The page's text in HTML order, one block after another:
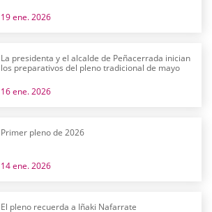
19 ene. 2026
La presidenta y el alcalde de Peñacerrada inician
los preparativos del pleno tradicional de mayo
16 ene. 2026
Primer pleno de 2026
14 ene. 2026
El pleno recuerda a Iñaki Nafarrate